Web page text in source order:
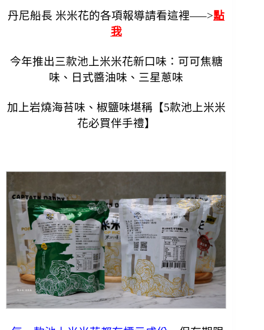
丹尼船長 米米花的各項報導請看這裡—–>點
我
今年推出三款池上米米花新口味：可可焦糖
味、日式醬油味、三星蔥味
加上岩燒海苔味、椒鹽味堪稱【5款池上米米
花必買伴手禮】